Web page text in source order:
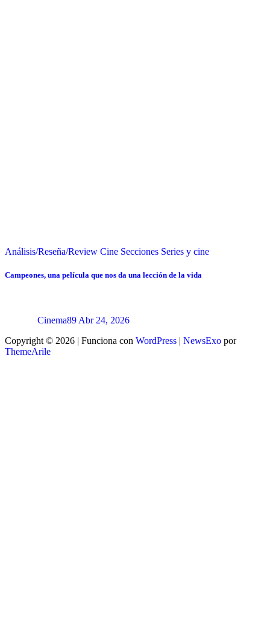
Análisis/Reseña/Review Cine Secciones Series y cine
Campeones, una película que nos da una lección de la vida
Cinema89 Abr 24, 2026
Copyright © 2026 | Funciona con WordPress | NewsExo por
ThemeArile